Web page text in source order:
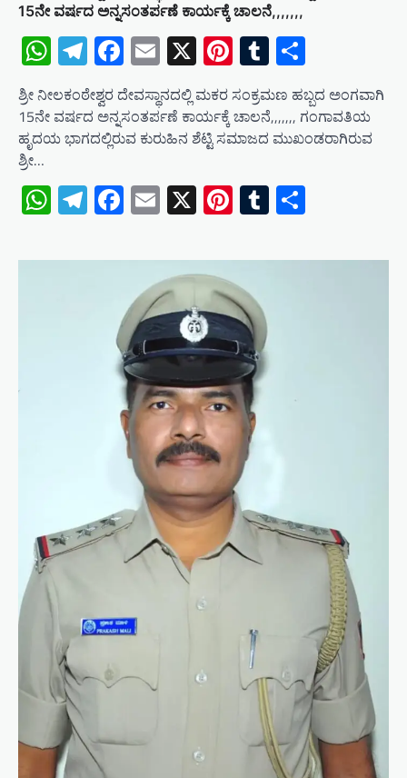
15ನೇ ವರ್ಷದ ಅನ್ನಸಂತರ್ಪಣೆ ಕಾರ್ಯಕ್ಕೆ ಚಾಲನೆ,,,,,,,
WhatsApp
Telegram
Facebook
Email
X Pinterest
Tumblr
ಶ್ರೀ ನೀಲಕಂಠೇಶ್ವರ ದೇವಸ್ಥಾನದಲ್ಲಿ ಮಕರ ಸಂಕ್ರಮಣ ಹಬ್ಬದ ಅಂಗವಾಗಿ
15ನೇ ವರ್ಷದ ಅನ್ನಸಂತರ್ಪಣೆ ಕಾರ್ಯಕ್ಕೆ ಚಾಲನೆ,,,,,,, ಗಂಗಾವತಿಯ
ಹೃದಯ ಭಾಗದಲ್ಲಿರುವ ಕುರುಹಿನ ಶೆಟ್ಟಿ ಸಮಾಜದ ಮುಖಂಡರಾಗಿರುವ
ಶ್ರೀ…
WhatsApp
Telegram
Facebook
Email
X Pinterest
Tumblr